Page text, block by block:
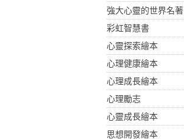
強大心靈的世界名著
彩虹智慧書
心靈探索繪本
心理健康繪本
心理成長繪本
心理勵志
心靈成長繪本
思想開發繪本